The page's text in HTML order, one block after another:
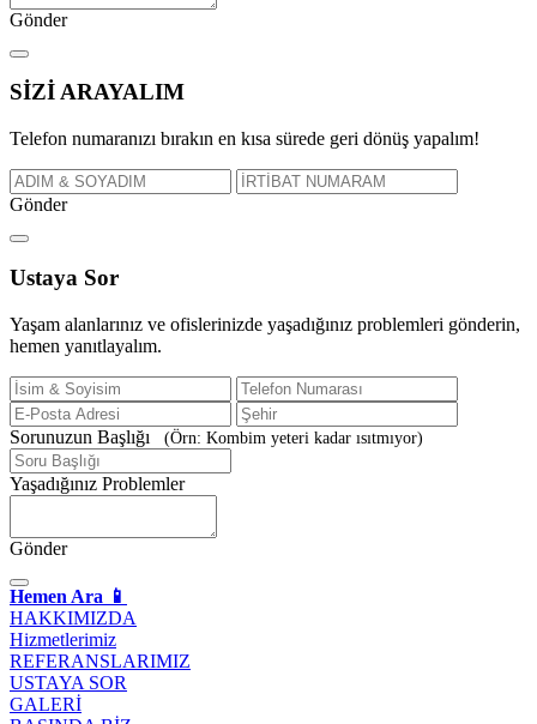
Gönder
SİZİARAYALIM
Telefon numaranızı bırakın en kısa sürede geri dönüş yapalım!
Gönder
Ustaya Sor
Yaşam alanlarınız ve ofislerinizde yaşadığınız problemleri gönderin,
hemen yanıtlayalım.
Sorunuzun Başlığı (Örn: Kombim yeteri kadar ısıtmıyor)
Yaşadığınız Problemler
Gönder
Hemen Ara 📱
HAKKIMIZDA
Hizmetlerimiz
REFERANSLARIMIZ
USTAYA SOR
GALERİ